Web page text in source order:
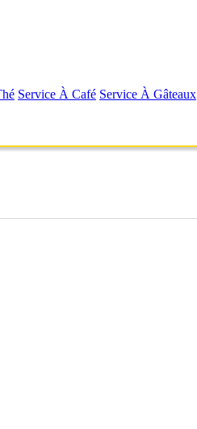
Service À Café Service À Gâteaux